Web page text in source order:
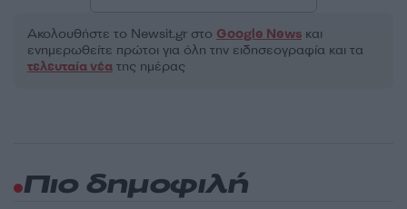
Ακολουθήστε το Νewsit.gr στο Google News και
ενημερωθείτε πρώτοι για όλη την ειδησεογραφία και τα
τελευταία νέα της ημέρας
Πιο δημοφιλή